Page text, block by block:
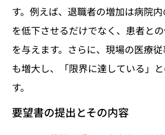
す。例えば、退職者の増加は病院
を低下させるだけでなく、患者と
を与えます。さらに、現場の医療
も増大し、「限界に達している」
す。
要望書の提出とその内容